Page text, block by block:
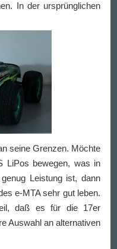
In der ursprünglichen
seine Grenzen. Möchte
LiPos bewegen, was in
Leistung ist, dann
e-MTA sehr gut leben.
daß es für die 17er
Auswahl an alternativen